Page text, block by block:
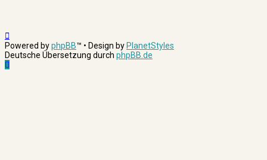
Powered byphpBB™ • Design by PlanetStyles
Deutsche Übersetzung durch phpBB.de